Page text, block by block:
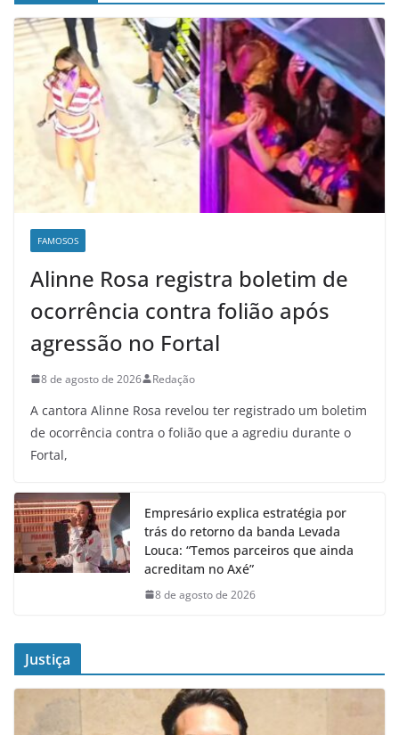
FAMOSOS
Alinne Rosa registra boletim de
ocorrência contra folião após
agressão no Fortal
8 de agosto de 2026 Redação
A cantora Alinne Rosa revelou ter registrado um boletim
de ocorrência contra o folião que a agrediu durante o
Fortal,
Empresário explica estratégia por
trás do retorno da banda Levada
Louca: “Temos parceiros que ainda
acreditam no Axé”
8 de agosto de 2026
Justiça